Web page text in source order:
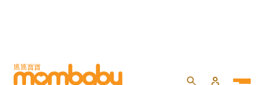
HOME 懷孕 孕期百科